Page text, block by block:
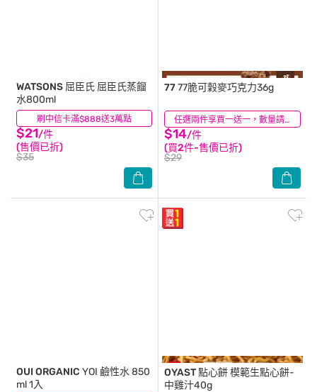
刷中信卡滿$888送3萬點
WATSONS 屈臣氏 屈臣氏蒸餾
水800ml
$21/件
(售價已折)
$35
(62) 任選兩件享買一送一，數量請選2件
7777脆可穀麥巧克力36g
$14/件
(買2件-售價已折)
$29
(296)
OUI ORGANIC YOI 鹼性水 850
ml 1入
OYAST 點心餅模範生點心餅-
中雞汁40g